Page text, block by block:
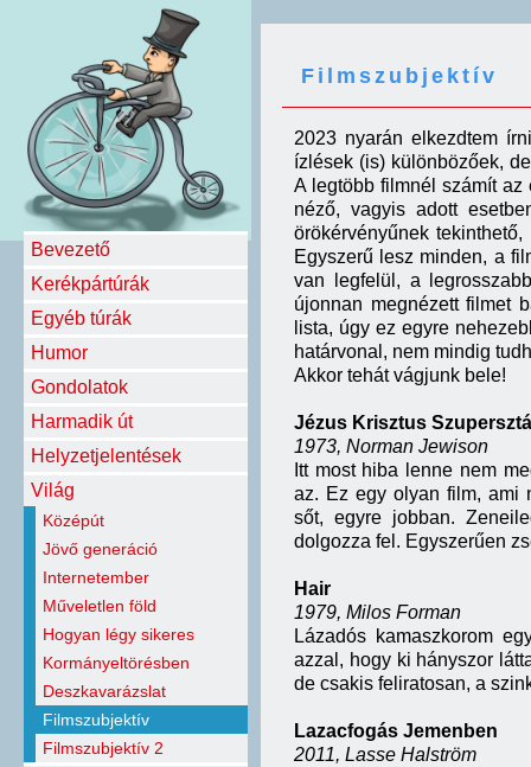
Bevezető
Kerékpártúrák
Egyéb túrák
Humor
Gondolatok
Harmadik út
Helyzetjelentések
Világ
Középút
Jövő generáció
Internetember
Műveletlen föld
Hogyan légy sikeres
Kormányeltörésben
Deszkavarázslat
Filmszubjektív
Filmszubjektív 2
Filmszubjektív
2023 nyarán elkezdtem
ízlések (is) különbözőek,
A legtöbb filmnél számít
néző, vagyis adott
örökérvényűnek
Egyszerű lesz minden, a
van legfelül, a
újonnan megnézett filmet
lista, úgy ez egyre
határvonal, nem mindig
Akkor tehát vágjunk bele!
Jézus Krisztus
1973, Norman Jewison
Itt most hiba lenne nem
az. Ez egy olyan film, ami
sőt, egyre jobban.
dolgozza fel. Egyszerűen
Hair
1979, Milos Forman
Lázadós kamaszkorom
azzal, hogy ki hányszor
de csakis feliratosan, a
Lazacfogás Jemenben
2011, Lasse Halström